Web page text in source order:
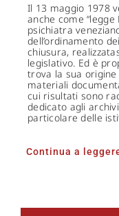
Il 13 maggio 1978
anche come
psichiatra
dell’ordinamento
chiusura,
legislativo. Ed è
trova la sua origine
materiali
cui risultati sono
dedicato agli
particolare delle
Continua a